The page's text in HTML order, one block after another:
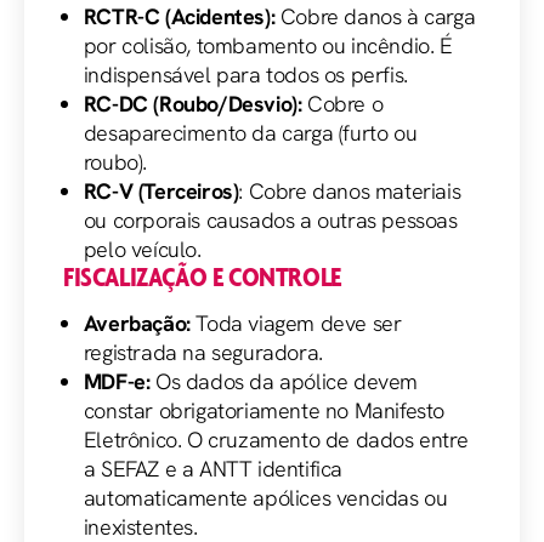
RCTR-C (Acidentes):Cobre danos à carga
por colisão, tombamento ou incêndio. É
indispensável para todos os perfis.
RC-DC (Roubo/Desvio):Cobre o
desaparecimento da carga (furto ou
roubo).
RC-V (Terceiros): Cobre danos materiais
ou corporais causados a outras pessoas
pelo veículo.
FISCALIZAÇÃO E CONTROLE
Averbação:Toda viagem deve ser
registrada na seguradora.
MDF-e:Os dados da apólice devem
constar obrigatoriamente no Manifesto
Eletrônico. O cruzamento de dados entre
a SEFAZ e a ANTT identifica
automaticamente apólices vencidas ou
inexistentes.